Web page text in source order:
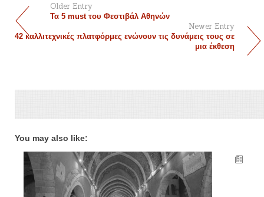
Older Entry
Τα 5 must του Φεστιβάλ Αθηνών
Newer Entry
42 καλλιτεχνικές πλατφόρμες ενώνουν τις δυνάμεις τους σε
μια έκθεση
You may also like: